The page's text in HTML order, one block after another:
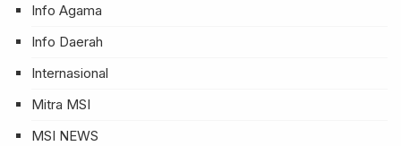
Info Agama
Info Daerah
Internasional
Mitra MSI
MSI NEWS